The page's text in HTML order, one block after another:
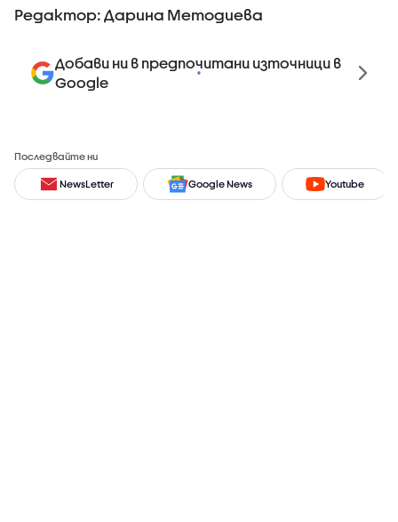
Редактор: Дарина Методиева
Добави ни в предпочитани източници в
Google
Последвайте ни
NewsLetter Google News Youtube